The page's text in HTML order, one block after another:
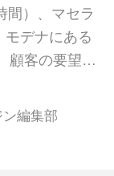
間）、マセラ
モデナにある
顧客の要望に
るための拠
ーリセリエ・
また新しい
編集部